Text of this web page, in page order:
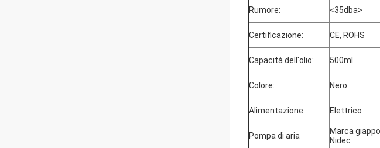
Rumore: <35dba>
Certificazione: CE, ROHS
Capacità dell'olio: 500ml
Colore: Nero
Alimentazione: Elettrico
Pompa di aria
Marca
Nidec